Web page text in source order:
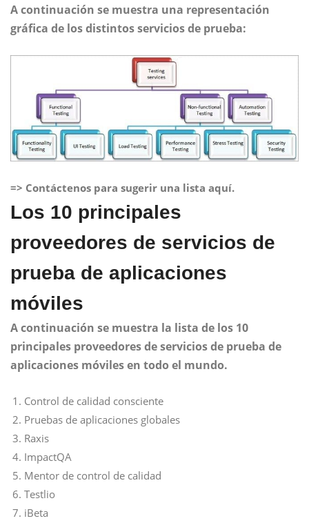
A continuación se muestra una representación
gráfica de los distintos servicios de prueba:
=> Contáctenos para sugerir una lista aquí.
Los 10 principales
proveedores de servicios de
prueba de aplicaciones
móviles
A continuación se muestra la lista de los 10
principales proveedores de servicios de prueba de
aplicaciones móviles en todo el mundo.
Control de calidad consciente
Pruebas de aplicaciones globales
Raxis
ImpactQA
Mentor de control de calidad
Testlio
iBeta